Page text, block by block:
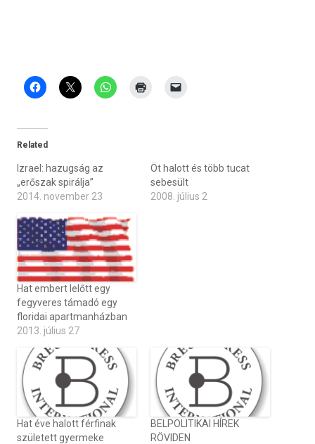
Related
Izrael: hazugság az
„erőszak spirálja”
2014. november 23
Öt halott és több tucat
sebesült
2008. július 2
Hat embert lelőtt egy
fegyveres támadó egy
floridai apartmanházban
2013. július 27
Hat éve halott férfinak
született gyermeke
BELPOLITIKAI HÍREK
RÖVIDEN